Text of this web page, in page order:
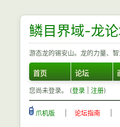
鳞目界域-龙
游态龙的锡安山。龙的力量、
首页 论坛
您尚未登录。 (登录 注册)
爪机版 论坛指南